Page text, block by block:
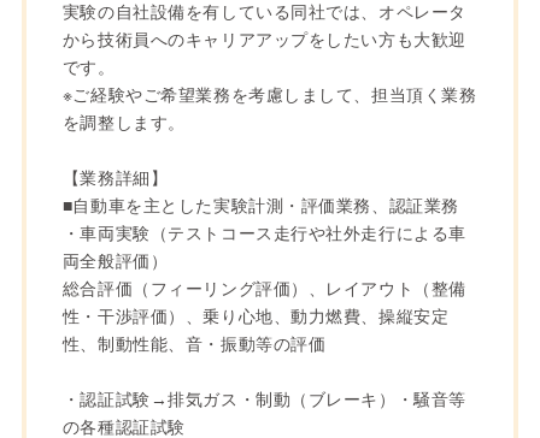
実験の自社設備を有している同社では、オペレータ
から技術員へのキャリアアップをしたい方も大歓迎
です。
※ご経験やご希望業務を考慮しまして、担当頂く業務
を調整します。
【業務詳細】
■自動車を主とした実験計測・評価業務、認証業務
・車両実験（テストコース走行や社外走行による車
両全般評価）
総合評価（フィーリング評価）、レイアウト（整備
性・干渉評価）、乗り心地、動力燃費、操縦安定
性、制動性能、音・振動等の評価
・認証試験→排気ガス・制動（ブレーキ）・騒音等
の各種認証試験